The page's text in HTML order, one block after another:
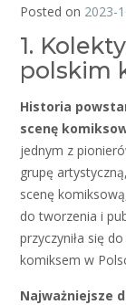
Posted on 2023-
1.
polskim
Historia
scenę
jednym z
grupę
scenę
do tworzenia i
przyczyniła się
komiksem w
Najważniejsze